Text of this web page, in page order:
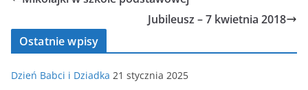
Jubileusz – 7 kwietnia 2018
Ostatnie wpisy
Dzień Babci i Dziadka 21 stycznia 2025